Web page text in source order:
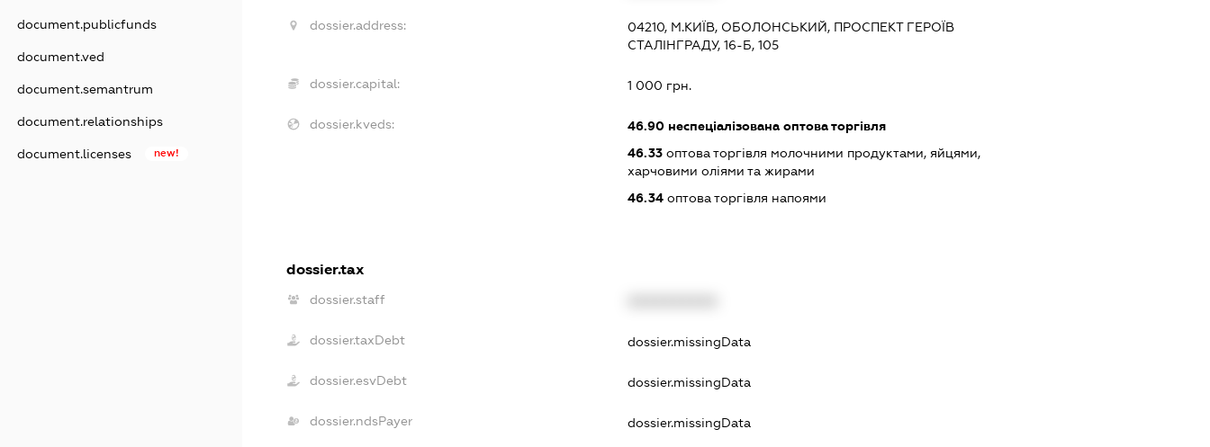
document.publicfunds
document.ved
document.semantrum
document.relationships
document.licenses new!
dossier.address:
04210, М.КИЇВ, ОБОЛОНСЬКИЙ, ПРОСПЕКТ ГЕРОЇВ
СТАЛІНГРАДУ, 16-Б, 105
dossier.capital: 1 000 грн.
dossier.kveds: 46.90 неспеціалізована оптова торгівля
46.33 оптова торгівля молочними продуктами, яйцями,
харчовими оліями та жирами
46.34 оптова торгівля напоями
dossier.tax
dossier.staff
dossier.taxDebt dossier.missingData
dossier.esvDebt dossier.missingData
dossier.ndsPayer dossier.missingData